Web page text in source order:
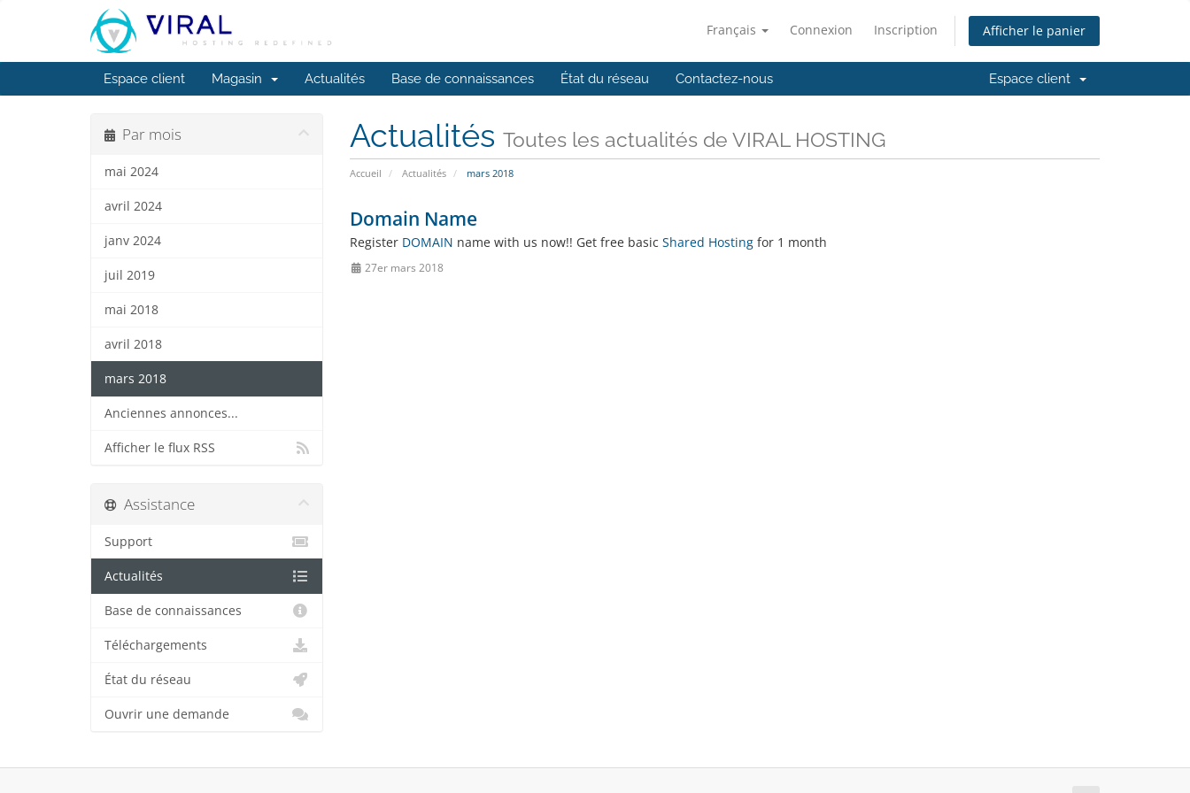
Français Connexion Inscription Afficher le panier
Espace client Magasin Actualités Base de connaissances État du réseau Contactez-nous Espace client
Actualités Toutes les actualités de VIRAL HOSTING
Accueil Actualités mars 2018
Par mois
mai 2024
avril 2024
janv 2024
juil 2019
mai 2018
avril 2018
mars 2018
Anciennes annonces...
Afficher le flux RSS
Domain Name
Register DOMAIN name with us now!! Get free basic Shared Hostingfor 1 month
27er mars 2018
Assistance
Support
Actualités
Base de connaissances
Téléchargements
État du réseau
Ouvrir une demande